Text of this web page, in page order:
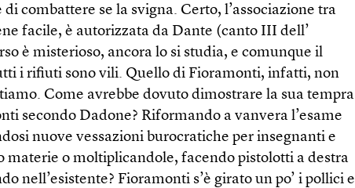
combattere se la svigna. Certo, l’associazione tra
facile, è autorizzata da Dante (canto III dell’
è misterioso, ancora lo si studia, e comunque il
i rifiuti sono vili. Quello di Fioramonti, infatti, non
Come avrebbe dovuto dimostrare la sua tempra
secondo Dadone? Riformando a vanvera l’esame
nuove vessazioni burocratiche per insegnanti e
materie o moltiplicandole, facendo pistolotti a destra
nell’esistente? Fioramonti s’è girato un po’ i pollici e